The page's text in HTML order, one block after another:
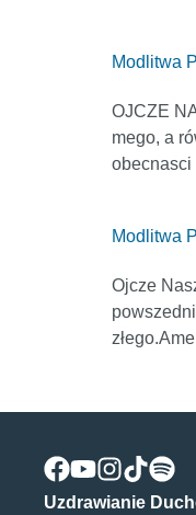
Modlitwa
OJCZE
mego, a
Modlitwa
Ojcze
Uzdrawianie